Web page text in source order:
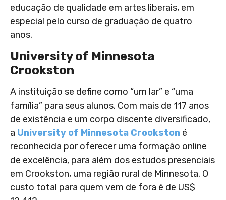
educação de qualidade em artes liberais, em
especial pelo curso de graduação de quatro
anos.
University of Minnesota
Crookston
A instituição se define como “um lar” e “uma
família” para seus alunos. Com mais de 117 anos
de existência e um corpo discente diversificado,
a University of Minnesota Crookston é
reconhecida por oferecer uma formação online
de excelência, para além dos estudos presenciais
em Crookston, uma região rural de Minnesota. O
custo total para quem vem de fora é de US$